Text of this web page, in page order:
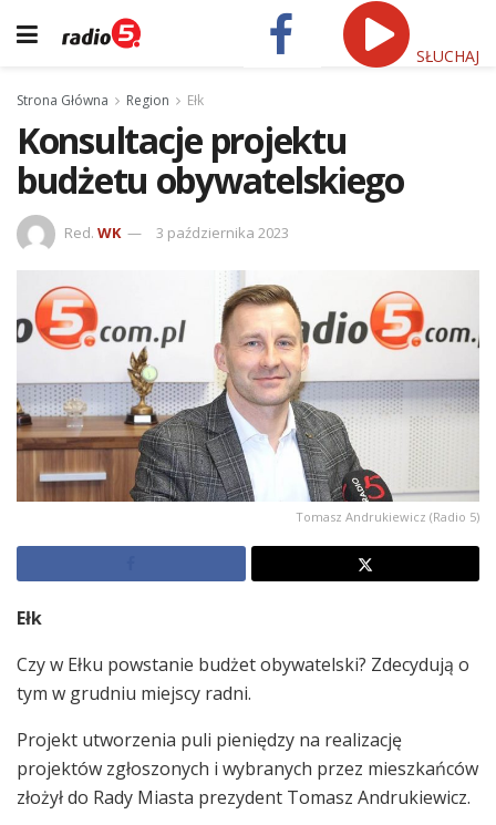
SŁUCHAJ
Strona Główna Region Ełk
Konsultacje projektu
budżetu obywatelskiego
Red. WK 3 października 2023
Tomasz Andrukiewicz (Radio 5)
Ełk
Czy w Ełku powstanie budżet obywatelski? Zdecydują o
tym w grudniu miejscy radni.
Projekt utworzenia puli pieniędzy na realizację
projektów zgłoszonych i wybranych przez mieszkańców
złożył do Rady Miasta prezydent Tomasz Andrukiewicz.